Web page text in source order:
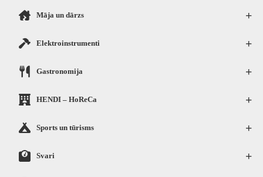
+
Māja un dārzs
+
Elektroinstrumenti
+
Gastronomija
+
HENDI – HoReCa
+
Sports un tūrisms
+
Svari